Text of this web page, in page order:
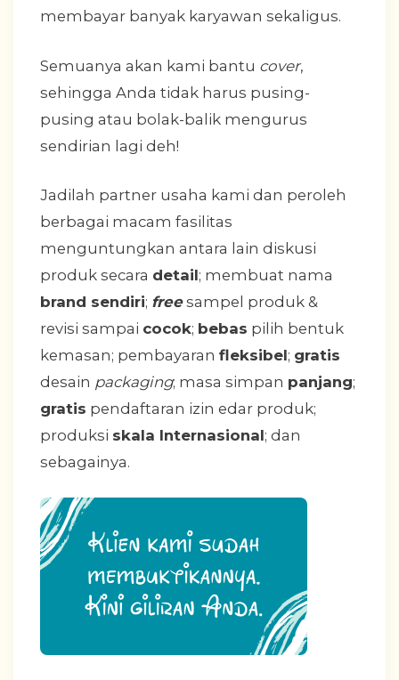
membayar banyak karyawan sekaligus.
Semuanya akan kami bantu cover,
sehingga Anda tidak harus pusing-
pusing atau bolak-balik mengurus
sendirian lagi deh!
Jadilah partner usaha kami dan peroleh
berbagai macam fasilitas
menguntungkan antara lain diskusi
produk secara detail; membuat nama
brand sendiri; freesampel produk &
revisi sampai cocok; bebas pilih bentuk
kemasan; pembayaran fleksibel; gratis
desain packaging; masa simpan panjang;
gratis pendaftaran izin edar produk;
produksi skala Internasional; dan
sebagainya.